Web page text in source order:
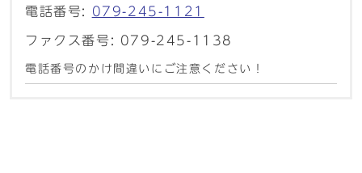
電話番号: 079-245-1121
ファクス番号: 079-245-1138
電話番号のかけ間違いにご注意ください！